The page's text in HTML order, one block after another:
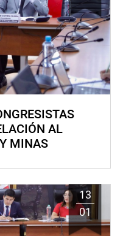
AL
MINAS
13
01